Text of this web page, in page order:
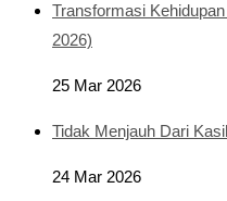
Transformasi
2026)
25 Mar 2026
Tidak Menjauh Dari
24 Mar 2026